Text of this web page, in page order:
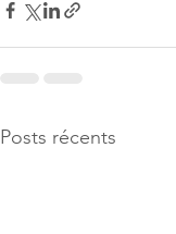
Posts récents